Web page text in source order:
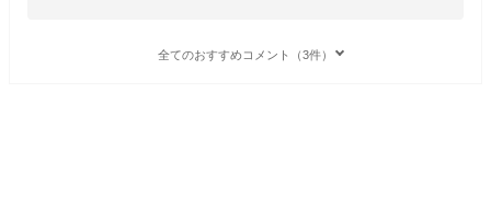
全てのおすすめコメント（3件）